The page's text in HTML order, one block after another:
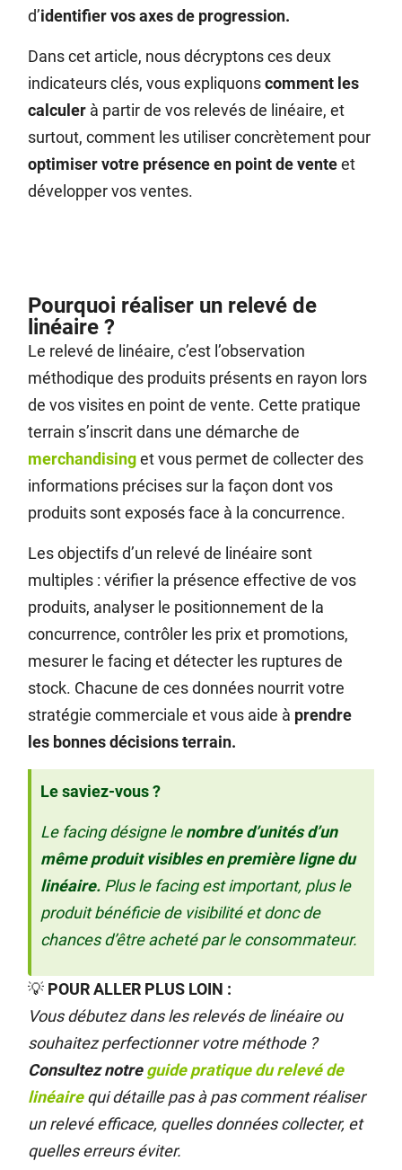
d’identifier vos axes de progression.
Dans cet article, nous décryptons ces deux
indicateurs clés, vous expliquonscomment les
calculer à partir de vos relevés de linéaire, et
surtout, comment les utiliser concrètement pour
optimiser votre présence en point de venteet
développer vos ventes.
Pourquoi réaliser un relevé de
linéaire ?
Le relevé de linéaire, c’est l’observation
méthodique des produits présents en rayon lors
de vos visites en point de vente. Cette pratique
terrain s’inscrit dans une démarche de
merchandisinget vous permet de collecter des
informations précises sur la façon dont vos
produits sont exposés face à la concurrence.
Les objectifs d’un relevé de linéaire sont
multiples : vérifier la présence effective de vos
produits, analyser le positionnement de la
concurrence, contrôler les prix et promotions,
mesurer le facing et détecter les ruptures de
stock. Chacune de ces données nourrit votre
stratégie commerciale et vous aide à prendre
les bonnes décisions terrain.
Le saviez-vous ?
Le facing désigne lenombre d’unités d’un
même produit visibles en première ligne du
linéaire. Plus le facing est important, plus le
produit bénéficie de visibilité et donc de
chances d’être acheté par le consommateur.
💡 POUR ALLER PLUS LOIN :
Vous débutez dans les relevés de linéaire ou
souhaitez perfectionner votre méthode ?
Consultez notreguide pratique du relevé de
linéaire qui détaille pas à pas comment réaliser
un relevé efficace, quelles données collecter, et
quelles erreurs éviter.